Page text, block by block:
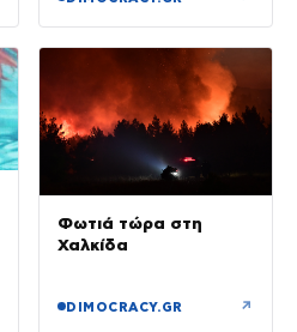
Φωτιά τώρα στη
Χαλκίδα
DIMOCRACY.GR ↗